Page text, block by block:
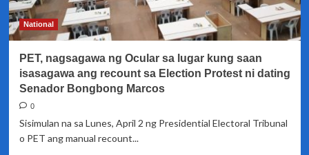
kahihinatnan
ng
recount
National
PET, nagsagawa ng Ocular sa lugar kung saan
isasagawa ang recount sa Election Protest ni dating
Senador Bongbong Marcos
0
Sisimulan na sa Lunes, April 2 ng Presidential Electoral Tribunal
o PET ang manual recount...